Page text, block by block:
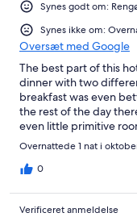
Synes godt om:
Synes ikke om:
Oversæt med Google
The best part of this
dinner with two
breakfast was even
the rest of the day
even little primitive
Overnattede 1 nat i
0
Verificeret anmeldelse